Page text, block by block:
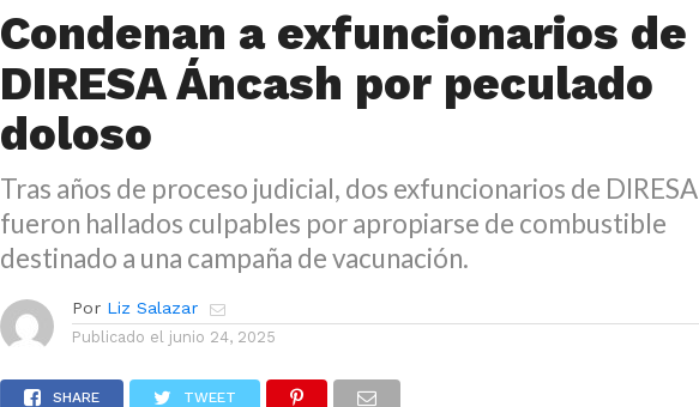
Condenan a exfuncionarios de
DIRESA Áncash por peculado
doloso
Tras años de proceso judicial, dos exfuncionarios de DIRESA
fueron hallados culpables por apropiarse de combustible
destinado a una campaña de vacunación.
Por Liz Salazar
Publicado el junio 24, 2025
SHARE TWEET